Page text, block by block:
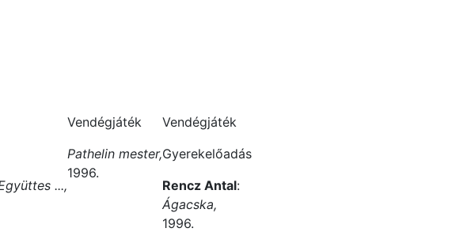
...,
Vendégjáték
Pathelin mester,
1996.
Vendégjáték
Gyerekelőadás
Rencz Antal:
Ágacska,
1996.